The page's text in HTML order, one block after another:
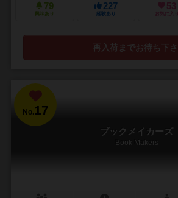
79
興味あり
227
経験あり
53
お気に入り
再入荷までお待ち下
No.17
ブックメイカーズ
Book Makers